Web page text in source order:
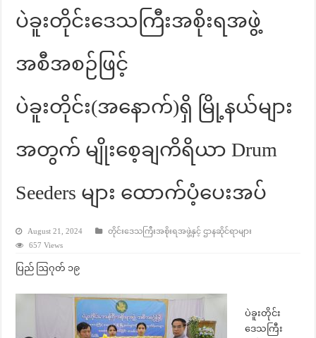
ပဲခူးတိုင်းဒေသကြီးအစိုးရအဖွဲ့
အစီအစဉ်ဖြင့်
ပဲခူးတိုင်း(အနောက်)ရှိ မြို့နယ်များ
အတွက် မျိုးစေ့ချကိရိယာ Drum
Seeders များ ထောက်ပံ့ပေးအပ်
August 21, 2024
တိုင်းဒေသကြီးအစိုးရအဖွဲ့နှင့် ဌာနဆိုင်ရာများ
657 Views
ပြည် ဩဂုတ် ၁၉
ပဲခူးတိုင်း
ဒေသကြီး